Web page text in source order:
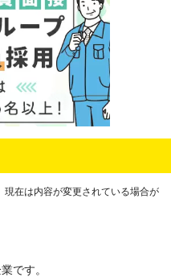
在は内容が変更されている場合が
です。